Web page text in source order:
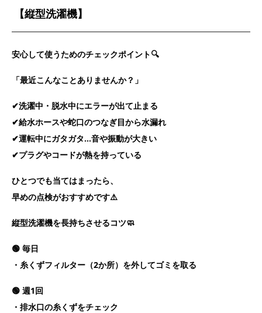
【縦型洗濯機】
安心して使うためのチェックポイント🔍
「最近こんなことありませんか？」
✔洗濯中・脱水中にエラーが出て止まる
✔給水ホースや蛇口のつなぎ目から水漏れ
✔運転中にガタガタ…音や振動が大きい
✔プラグやコードが熱を持っている
ひとつでも当てはまったら、
早めの点検がおすすめです⚠️
縦型洗濯機を長持ちさせるコツ🧼
🟢 毎日
・糸くずフィルター（2か所）を外してゴミを取る
🟢 週1回
・排水口の糸くずをチェック